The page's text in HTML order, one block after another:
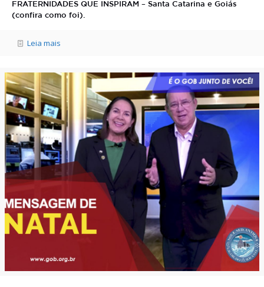
FRATERNIDADES QUE INSPIRAM – Santa Catarina e Goiás
(confira como foi).
Leia mais